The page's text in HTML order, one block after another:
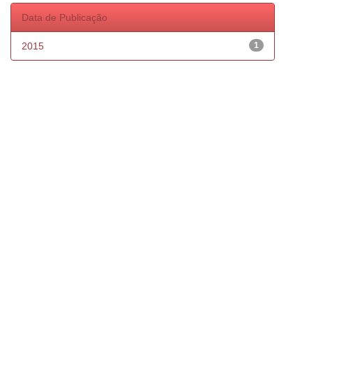
Data de Publicação
1
2015